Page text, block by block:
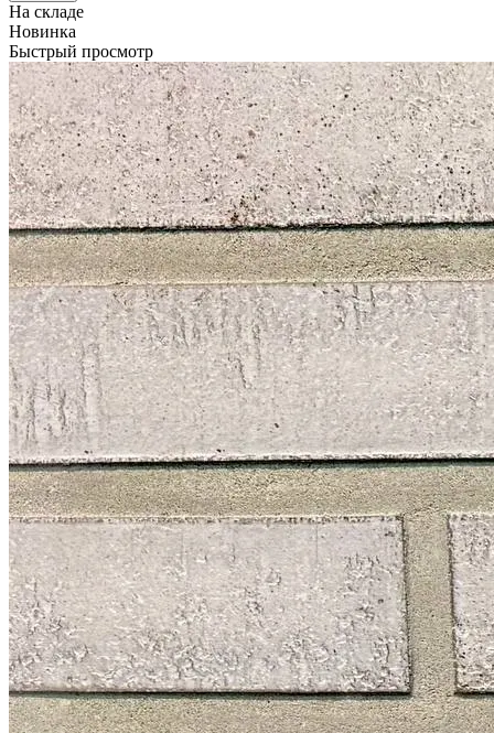
На складе
Новинка
Быстрый просмотр